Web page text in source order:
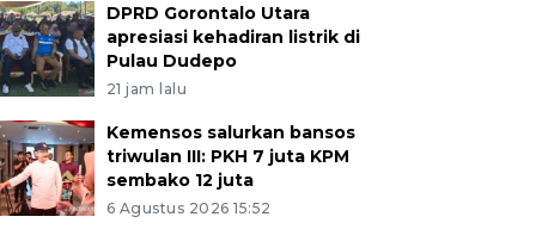
DPRD Gorontalo Utara
apresiasi kehadiran listrik di
Pulau Dudepo
21 jam lalu
Kemensos salurkan bansos
triwulan III: PKH 7 juta KPM
sembako 12 juta
6 Agustus 2026 15:52